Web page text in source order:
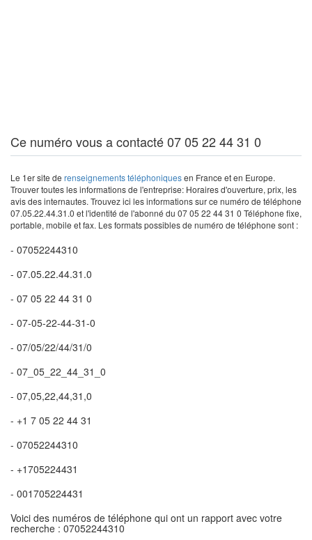
Ce numéro vous a contacté 07 05 22 44 31 0
Le 1er site de renseignements téléphoniquesen France et en Europe.
Trouver toutes les informations de l'entreprise: Horaires d'ouverture, prix, les
avis des internautes. Trouvez ici les informations sur ce numéro de téléphone
07.05.22.44.31.0 et l'identité de l'abonné du 07 05 22 44 31 0 Téléphone fixe,
portable, mobile et fax. Les formats possibles de numéro de téléphone sont :
- 07052244310
- 07.05.22.44.31.0
- 07 05 22 44 31 0
- 07-05-22-44-31-0
- 07/05/22/44/31/0
- 07_05_22_44_31_0
- 07,05,22,44,31,0
- +1 7 05 22 44 31
- 07052244310
- +1705224431
- 001705224431
Voici des numéros de téléphone qui ont un rapport avec votre
recherche : 07052244310